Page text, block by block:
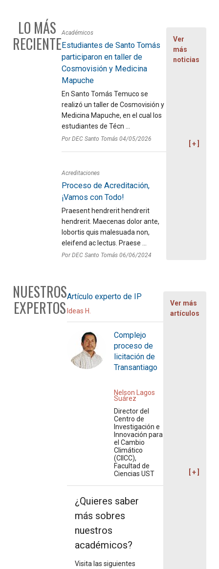
LO MÁS
RECIENTE
Académicos
Estudiantes de Santo Tomás
participaron en taller de
Cosmovisión y Medicina
Mapuche
En Santo Tomás Temuco se
realizó un taller de Cosmovisión y
Medicina Mapuche, en el cual los
estudiantes de Técn ...
Por DEC Santo Tomás 04/05/2026
Acreditaciones
Proceso de Acreditación,
¡Vamos con Todo!
Praesent hendrerit hendrerit
hendrerit. Maecenas dolor ante,
lobortis quis malesuada non,
eleifend ac lectus. Praese ...
Por DEC Santo Tomás 06/06/2024
Ver
más
noticias
NUESTROS
EXPERTOS
Artículo experto de IP
Ideas H.
Complejo
proceso de
licitación de
Transantiago
Nelson Lagos
Suárez
Director del
Centro de
Investigación e
Innovación para
el Cambio
Climático
(CIICC),
Facultad de
Ciencias UST
¿Quieres saber
más sobres
nuestros
académicos?
Visita las siguientes
Ver más
artículos